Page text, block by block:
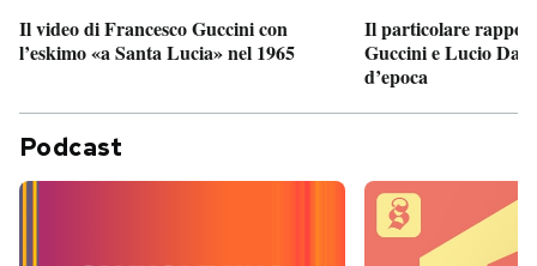
Il video di Francesco Guccini con
l’eskimo «a Santa Lucia» nel 1965
Il particolare
Guccini e Lucio
d’epoca
Podcast